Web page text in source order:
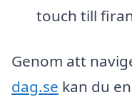
touch till
Genom att
dag.se kan du